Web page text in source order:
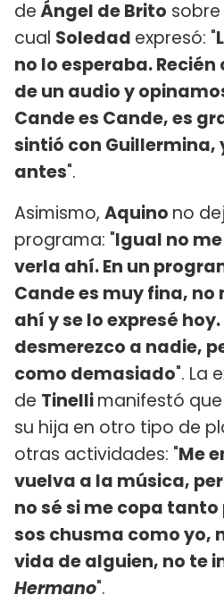
deÁngel de Brito sobre
cual Soledad expresó: "
no lo esperaba.
de un audio y
Cande es Cande, es
sintió con Guillermina,
antes".
Asimismo, Aquino no
programa: "Igual no
verla ahí. En un
Cande es muy fina,
ahí y se lo expresé
desmerezco a nadie,
como demasiado". La
de Tinellimanifestó
su hija en otro tipo de
otras actividades: "Me
vuelva a la música,
no sé si me copa
sos chusma como yo,
vida de alguien, no te
Hermano".